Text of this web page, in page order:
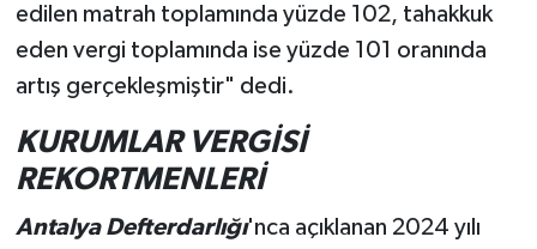
edilen matrah toplamında yüzde 102, tahakkuk
eden vergi toplamında ise yüzde 101 oranında
artış gerçekleşmiştir" dedi.
KURUMLAR VERGİSİ
REKORTMENLERİ
Antalya Defterdarlığı'nca açıklanan 2024 yılı